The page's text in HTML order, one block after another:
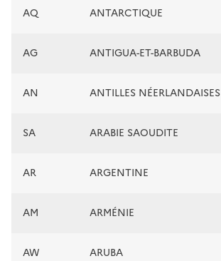
AQ ANTARCTIQUE
AG ANTIGUA-ET-BARBUDA
AN ANTILLES NÉERLANDAISES
SA ARABIE SAOUDITE
AR ARGENTINE
AM ARMÉNIE
AW ARUBA